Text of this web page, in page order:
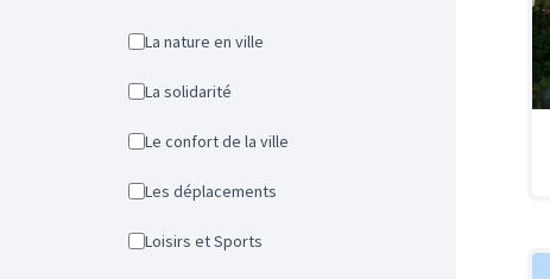
La nature en ville
La solidarité
Le confort de la ville
Les déplacements
Loisirs et Sports